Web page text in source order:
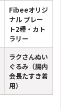
Fibeeオリジ
ナル プレー
ト2種・カト
ラリー
ラクさんぬい
ぐるみ（腸内
会長たすき着
用）